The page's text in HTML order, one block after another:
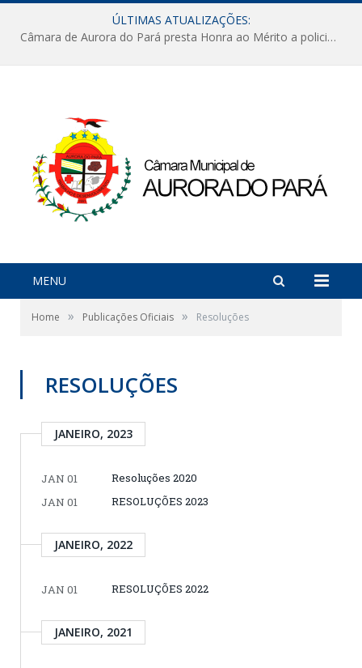
ÚLTIMAS ATUALIZAÇÕES:
Câmara de Aurora do Pará presta Honra ao Mérito a policiais militares em sessão marcada por reconhecimento e emoção
MENU
Home » Publicações Oficiais » Resoluções
RESOLUÇÕES
JANEIRO, 2023
JAN 01
Resoluções 2020
JAN 01
RESOLUÇÕES 2023
JANEIRO, 2022
JAN 01 RESOLUÇÕES 2022
JANEIRO, 2021